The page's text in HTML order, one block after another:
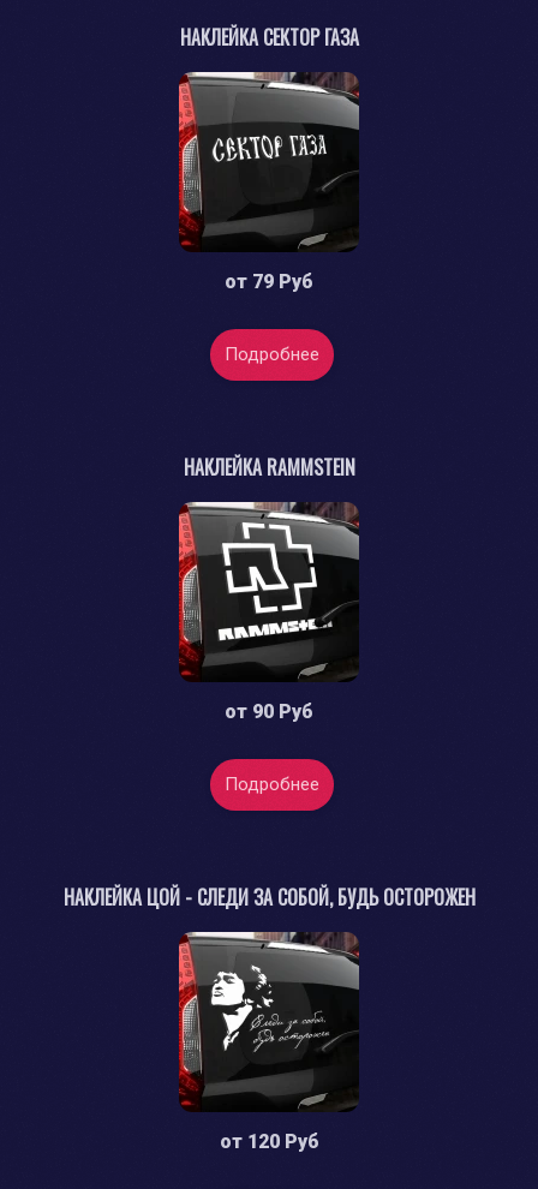
НАКЛЕЙКА СЕКТОР ГАЗА
от 79 Руб
Подробнее
НАКЛЕЙКА RAMMSTEIN
от 90 Руб
Подробнее
НАКЛЕЙКА ЦОЙ - СЛЕДИ ЗА СОБОЙ, БУДЬ ОСТОРОЖЕН
от 120 Руб